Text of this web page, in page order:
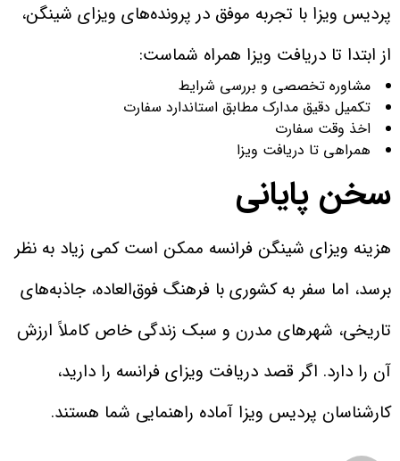
پردیس ویزا با تجربه موفق در پرونده‌های ویزای شینگن،
از ابتدا تا دریافت ویزا همراه شماست:
مشاوره تخصصی و بررسی شرایط
تکمیل دقیق مدارک مطابق استاندارد سفارت
اخذ وقت سفارت
همراهی تا دریافت ویزا
سخن پایانی
هزینه ویزای شینگن فرانسه ممکن است کمی زیاد به نظر
برسد، اما سفر به کشوری با فرهنگ فوق‌العاده، جاذبه‌های
تاریخی، شهرهای مدرن و سبک زندگی خاص کاملاً ارزش
آن را دارد. اگر قصد دریافت ویزای فرانسه را دارید،
کارشناسان پردیس ویزا آماده راهنمایی شما هستند.